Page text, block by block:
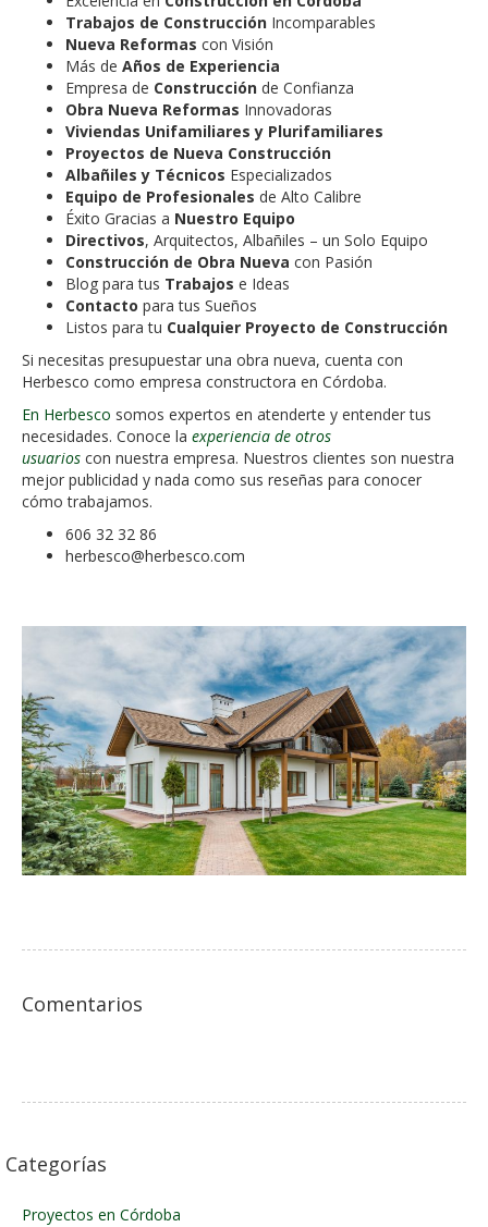
Trabajos de Construcción Incomparables
Nueva Reformas con Visión
Más de Años de Experiencia
Empresa de Construcción de Confianza
Obra Nueva Reformas Innovadoras
Viviendas Unifamiliares y Plurifamiliares
Proyectos de Nueva Construcción
Albañiles y Técnicos Especializados
Equipo de Profesionales de Alto Calibre
Éxito Gracias a Nuestro Equipo
Directivos, Arquitectos, Albañiles – un Solo Equipo
Construcción de Obra Nueva con Pasión
Blog para tus Trabajos e Ideas
Contacto para tus Sueños
Listos para tu Cualquier Proyecto de Construcción
Si necesitas presupuestar una obra nueva, cuenta con
Herbesco como empresa constructora en Córdoba.
En Herbesco somos expertos en atenderte y entender tus
necesidades. Conoce la experiencia de otros
usuarios con nuestra empresa. Nuestros clientes son nuestra
mejor publicidad y nada como sus reseñas para conocer
cómo trabajamos.
606 32 32 86
herbesco@herbesco.com
Comentarios
Categorías
Proyectos en Córdoba